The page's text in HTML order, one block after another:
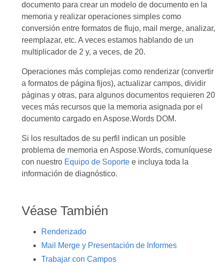
documento para crear un modelo de documento en la
memoria y realizar operaciones simples como
conversión entre formatos de flujo, mail merge, analizar,
reemplazar, etc. A veces estamos hablando de un
multiplicador de 2 y, a veces, de 20.
Operaciones más complejas como renderizar (convertir
a formatos de página fijos), actualizar campos, dividir
páginas y otras, para algunos documentos requieren 20
veces más recursos que la memoria asignada por el
documento cargado en Aspose.Words DOM.
Si los resultados de su perfil indican un posible
problema de memoria en Aspose.Words, comuníquese
con nuestro Equipo de Soportee incluya toda la
información de diagnóstico.
Véase También
Renderizado
Mail Merge y Presentación de Informes
Trabajar con Campos